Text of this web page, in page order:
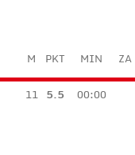
M PKT MIN ZA
11 5.5 00:00